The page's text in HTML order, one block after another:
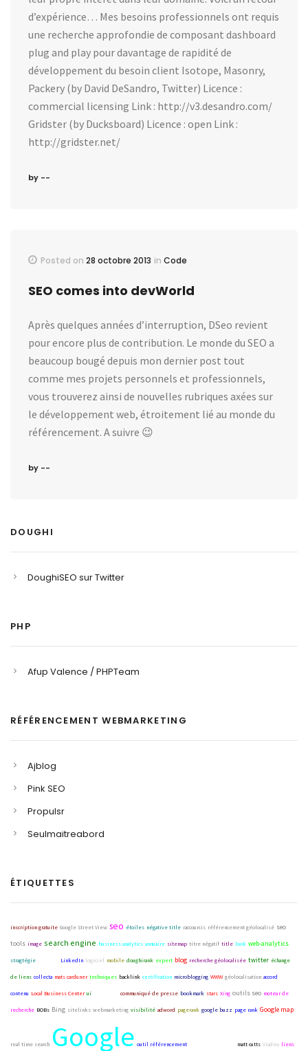
d’expérience… Mes besoins professionnels ont requis
une recherche approfondie de composant dashboard
plug and play pour davantage de rapidité de
développement du besoin client Isotope, Masonry,
Packery (by David DeSandro, Twitter) Licence :
commercial licensing Link : http://v3.desandro.com/
Gridster (by Ducksboard) Licence : open Link :
http://gridster.net/
by --
Posted on 28 octobre 2013 in Code
SEO comes into devWorld
Après quelques années d’interruption, DSeo revient
pour encore plus de contribution. Le monde du SEO a
beaucoup bougé depuis mon dernier post tout
comme mes projets personnels et professionnels,
vous trouverez ainsi de nouvelles rubriques axées sur
le développement web, étroitement lié au monde du
référencement. A suivre 😉
by --
DOUGHI
DoughiSEO sur Twitter
PHP
Afup Valence / PHPTeam
RÉFÉRENCEMENT WEBMARKETING
Ajblog
Pink SEO
Propulsr
Seulmaitreabord
ÉTIQUETTES
inscription gratuite Google Street View seo étoiles négative title raccourcis référencement géolocalisé seo
tools image search engine business analytics annuaire sitemap titre négatif title look web-analytics
stragtégie LinkedIn logiciel mobile doughirank expert blog recherche géolocalisée twitter échange
de liens collecta mats carduner techniques backlink certification microblogging WWW géolocalisation accord
contenu Local Business Center ui communiqué de presse bookmark stars Xing outils seo moteur de
recherche BOBs Bing sitelinks webmarketing visibilité adword pagerank google buzz page rank Google map
real time search Google outil référencement matt cutts Viadeo liens